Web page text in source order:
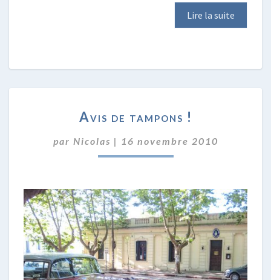
Lire la suite
DE
!
Avis de tampons !
par Nicolas | 16 novembre 2010